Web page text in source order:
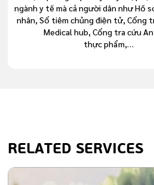
ngành y tế mà cả người dân như Hồ
nhân, Sổ tiêm chủng điện tử, Cổng
Medical hub, Cổng tra cứu
thực phẩm,…
RELATED SERVICES